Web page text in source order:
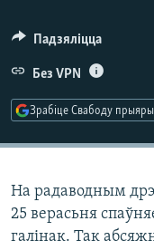
КАЛЯНДАР
НА ХВАЛЯХ СВАБОДЫ
Падзяліцца
Без VPN
Зрабіце Свабоду
На радаводным
25 верасьня
галінак. Так